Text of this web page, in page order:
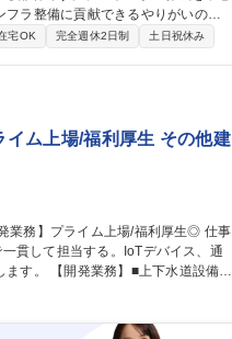
ラ整備に貢献できるやりがいのあ
アシスタン
宅OK 完全週休2日制 土日祝休み
ム上場/福利厚生 その他建
貫して担当する。IoTデバイス、通
道設備監
視■IoTデータを処理するクラウドサ
じて、安全で効率的な水供給システ